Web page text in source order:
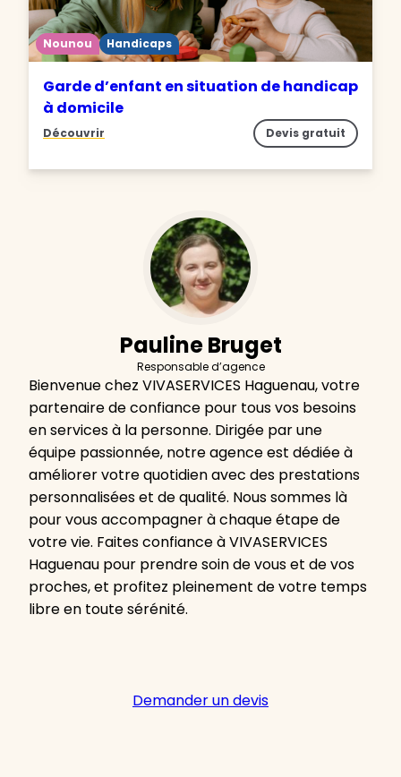
Nounou Handicaps
Garde d’enfant en situation de handicap
à domicile
Découvrir Devis gratuit
Pauline Bruget
Responsable d’agence
Bienvenue chez VIVASERVICES Haguenau, votre
partenaire de confiance pour tous vos besoins
en services à la personne. Dirigée par une
équipe passionnée, notre agence est dédiée à
améliorer votre quotidien avec des prestations
personnalisées et de qualité. Nous sommes là
pour vous accompagner à chaque étape de
votre vie. Faites confiance à VIVASERVICES
Haguenau pour prendre soin de vous et de vos
proches, et profitez pleinement de votre temps
libre en toute sérénité.
Demander un devis